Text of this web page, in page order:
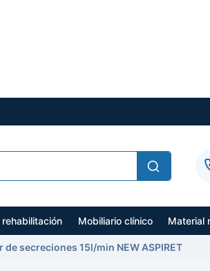
Mobiliario clínico Material
de secreciones 15l/min NEW ASPIRET